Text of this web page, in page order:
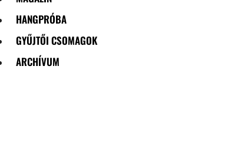
HANGPRÓBA
GYŰJTŐI CSOMAGOK
ARCHÍVUM